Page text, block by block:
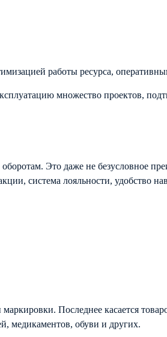
работы ресурса,
множество проектов,
Это даже не безусловное
система лояльности, удобство
Последнее касается
медикаментов, обуви и других.